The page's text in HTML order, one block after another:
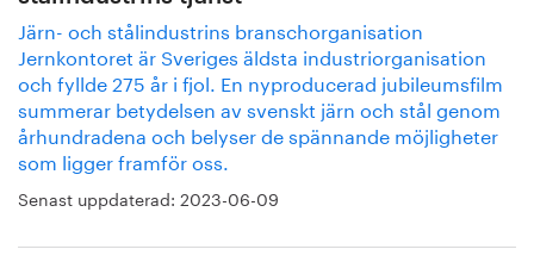
Järn- och stålindustrins branschorganisation
Jernkontoret är Sveriges äldsta industriorganisation
och fyllde 275 år i fjol. En nyproducerad jubileumsfilm
summerar betydelsen av svenskt järn och stål genom
århundradena och belyser de spännande möjligheter
som ligger framför oss.
Senast uppdaterad: 2023-06-09